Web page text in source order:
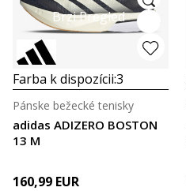
Brzi Pregled
Farba k dispozícii:3
adidas ADIZERO BOSTON
13 M
Pánske bežecké tenisky
160,99 EUR